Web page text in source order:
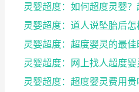
灵婴超度：如何超度灵婴
灵婴超度：超度婴灵费用